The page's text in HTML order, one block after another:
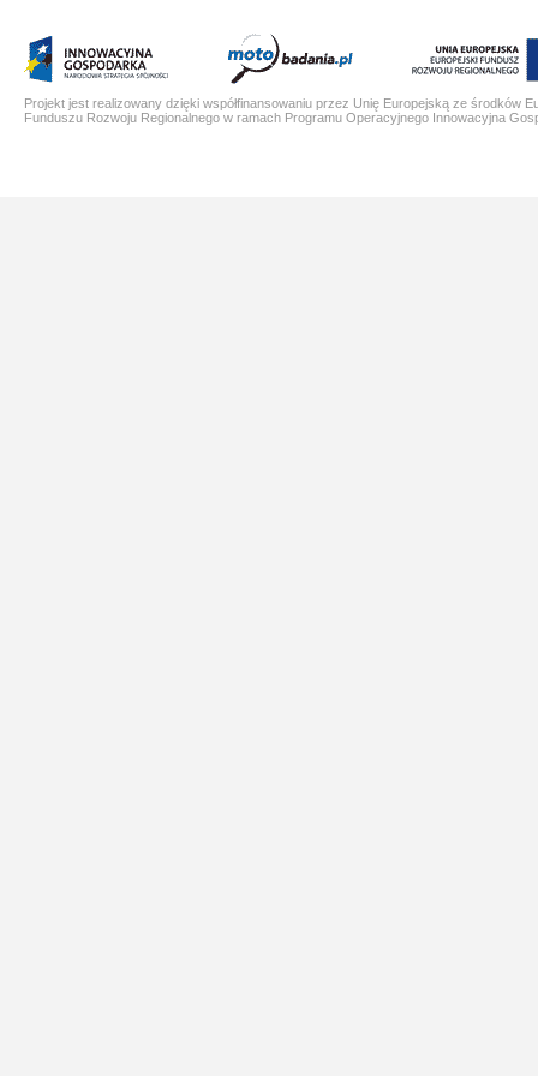
Projekt jest realizowany dzięki współfinansowaniu przez Unię Europejską ze środków
Funduszu Rozwoju Regionalnego w ramach Programu Operacyjnego Innowacyjna